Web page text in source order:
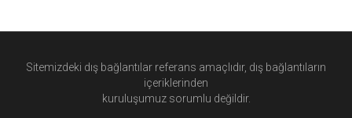
Sitemizdeki dış bağlantılar referans amaçlıdır, dış bağlantıların
içeriklerinden
kuruluşumuz sorumlu değildir.